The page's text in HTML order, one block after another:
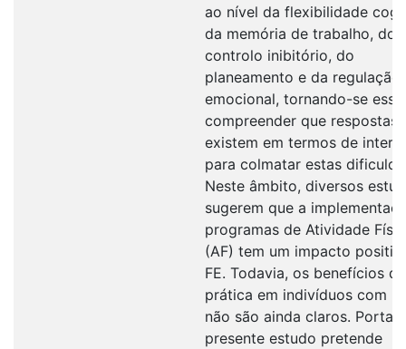
ao nível da flexibilidade
da memória de trabalho, do
controlo inibitório, do
planeamento e da regulação
emocional, tornando-se
compreender que respostas
existem em termos de
para colmatar estas
Neste âmbito, diversos
sugerem que a
programas de Atividade
(AF) tem um impacto
FE. Todavia, os benefícios
prática em indivíduos com
não são ainda claros.
presente estudo pretende